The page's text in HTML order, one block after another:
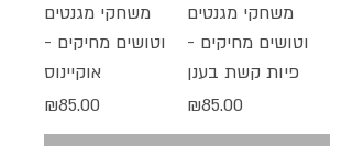
משחקי מגנטים
וטושים מחיקים -
פיות קשת בענן
מחיר
₪85.00
משחקי מגנטים
וטושים מחיקים -
אוקיינוס
מחיר
₪85.00